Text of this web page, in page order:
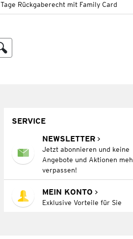
Rückgaberecht mit Family Card
SERVICE
NEWSLETTER
Jetzt abonnieren und keine
Angebote und Aktionen
verpassen!
MEIN KONTO
Exklusive Vorteile für Sie